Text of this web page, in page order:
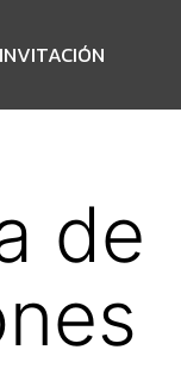
INVITACIÓN
de